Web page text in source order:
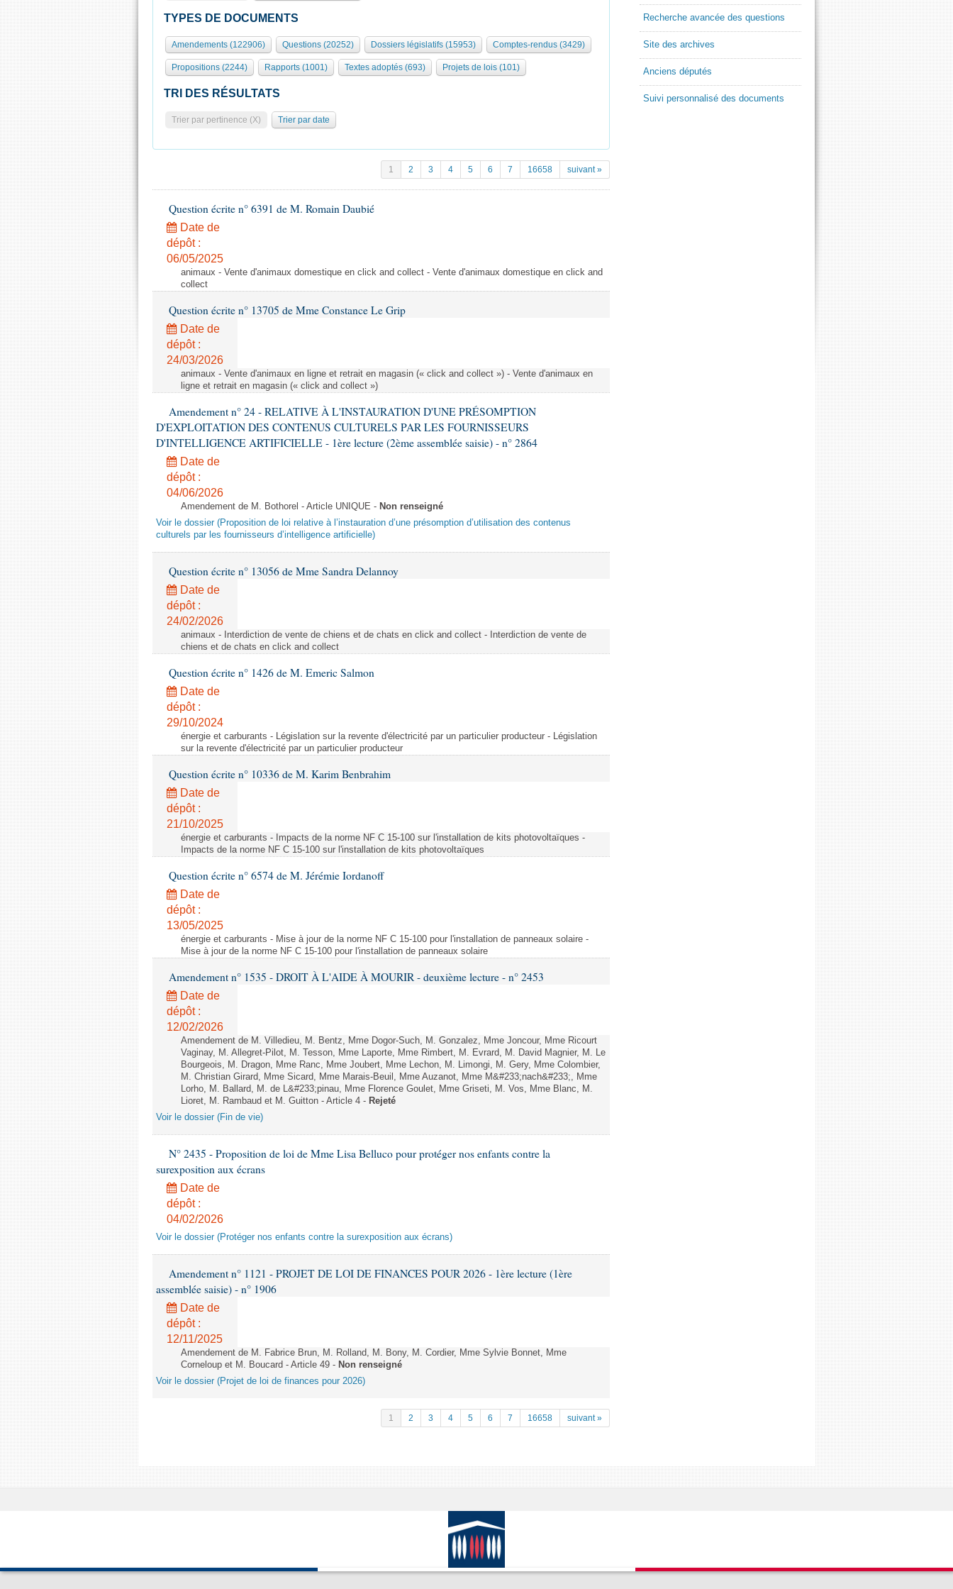
TYPES DE DOCUMENTS
Amendements (122906) Questions (20252) Dossiers législatifs (15953) Comptes-rendus (3429)
Propositions (2244) Rapports (1001) Textes adoptés (693) Projets de lois (101)
TRI DES RÉSULTATS
Trier par pertinence (X) Trier par date
1 2 3 4 5 6 7 16658 suivant »
Question écrite n° 6391 de M. Romain Daubié
Date de
dépôt :
06/05/2025
animaux - Vente d'animaux domestique en click and collect - Vente d'animaux domestique en click and
collect
Question écrite n° 13705 de Mme Constance Le Grip
Date de
dépôt :
24/03/2026
animaux - Vente d'animaux en ligne et retrait en magasin (« click and collect ») - Vente d'animaux en
ligne et retrait en magasin (« click and collect »)
Amendement n° 24 - RELATIVE À L'INSTAURATION D'UNE PRÉSOMPTION
D'EXPLOITATION DES CONTENUS CULTURELS PAR LES FOURNISSEURS
D'INTELLIGENCE ARTIFICIELLE - 1ère lecture (2ème assemblée saisie) - n° 2864
Date de
dépôt :
04/06/2026
Amendement de M. Bothorel - Article UNIQUE - Non renseigné
Voir le dossier (Proposition de loi relative à l’instauration d’une présomption d’utilisation des contenus
culturels par les fournisseurs d’intelligence artificielle)
Question écrite n° 13056 de Mme Sandra Delannoy
Date de
dépôt :
24/02/2026
animaux - Interdiction de vente de chiens et de chats en click and collect - Interdiction de vente de
chiens et de chats en click and collect
Question écrite n° 1426 de M. Emeric Salmon
Date de
dépôt :
29/10/2024
énergie et carburants - Législation sur la revente d'électricité par un particulier producteur - Législation
sur la revente d'électricité par un particulier producteur
Question écrite n° 10336 de M. Karim Benbrahim
Date de
dépôt :
21/10/2025
énergie et carburants - Impacts de la norme NF C 15-100 sur l'installation de kits photovoltaïques -
Impacts de la norme NF C 15-100 sur l'installation de kits photovoltaïques
Question écrite n° 6574 de M. Jérémie Iordanoff
Date de
dépôt :
13/05/2025
énergie et carburants - Mise à jour de la norme NF C 15-100 pour l'installation de panneaux solaire -
Mise à jour de la norme NF C 15-100 pour l'installation de panneaux solaire
Amendement n° 1535 - DROIT À L'AIDE À MOURIR - deuxième lecture - n° 2453
Date de
dépôt :
12/02/2026
Amendement de M. Villedieu, M. Bentz, Mme Dogor-Such, M. Gonzalez, Mme Joncour, Mme Ricourt
Vaginay, M. Allegret-Pilot, M. Tesson, Mme Laporte, Mme Rimbert, M. Evrard, M. David Magnier, M. Le
Bourgeois, M. Dragon, Mme Ranc, Mme Joubert, Mme Lechon, M. Limongi, M. Gery, Mme Colombier,
M. Christian Girard, Mme Sicard, Mme Marais-Beuil, Mme Auzanot, Mme M&#233;nach&#233;, Mme
Lorho, M. Ballard, M. de L&#233;pinau, Mme Florence Goulet, Mme Griseti, M. Vos, Mme Blanc, M.
Lioret, M. Rambaud et M. Guitton - Article 4 - Rejeté
Voir le dossier (Fin de vie)
N° 2435 - Proposition de loi de Mme Lisa Belluco pour protéger nos enfants contre la
surexposition aux écrans
Date de
dépôt :
04/02/2026
Voir le dossier (Protéger nos enfants contre la surexposition aux écrans)
Amendement n° 1121 - PROJET DE LOI DE FINANCES POUR 2026 - 1ère lecture (1ère
assemblée saisie) - n° 1906
Date de
dépôt :
12/11/2025
Amendement de M. Fabrice Brun, M. Rolland, M. Bony, M. Cordier, Mme Sylvie Bonnet, Mme
Corneloup et M. Boucard - Article 49 - Non renseigné
Voir le dossier (Projet de loi de finances pour 2026)
1 2 3 4 5 6 7 16658 suivant »
Recherche avancée des questions
Site des archives
Anciens députés
Suivi personnalisé des documents